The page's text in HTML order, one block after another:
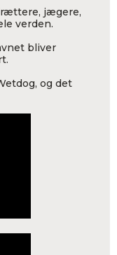
jægere,
verden.
bliver
og det